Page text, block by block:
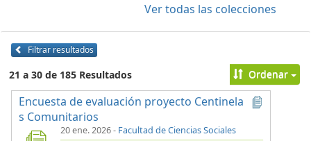
Ver todas las colecciones
Filtrar resultados
21 a 30 de 185 Resultados Ordenar
Encuesta de evaluación proyecto Centinela
s Comunitarios
20 ene. 2026- Facultad de Ciencias Sociales